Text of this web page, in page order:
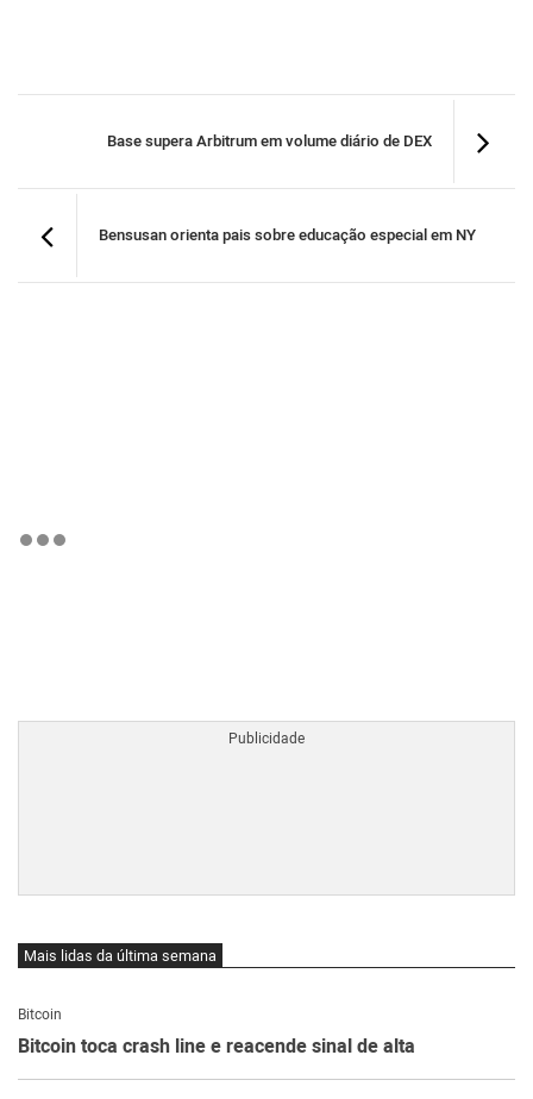
Base supera Arbitrum em volume diário de DEX
Bensusan orienta pais sobre educação especial em NY
Mais lidas da última semana
Bitcoin
Bitcoin toca crash line e reacende sinal de alta